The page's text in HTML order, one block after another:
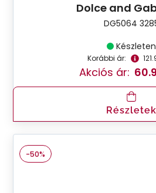
Dolce and
DG5064
Készleten
Korábbi ár:
Akciós ár:
Részletek
-50%